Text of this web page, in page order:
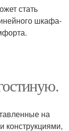
стать
шкафа-
на
конструкциями,